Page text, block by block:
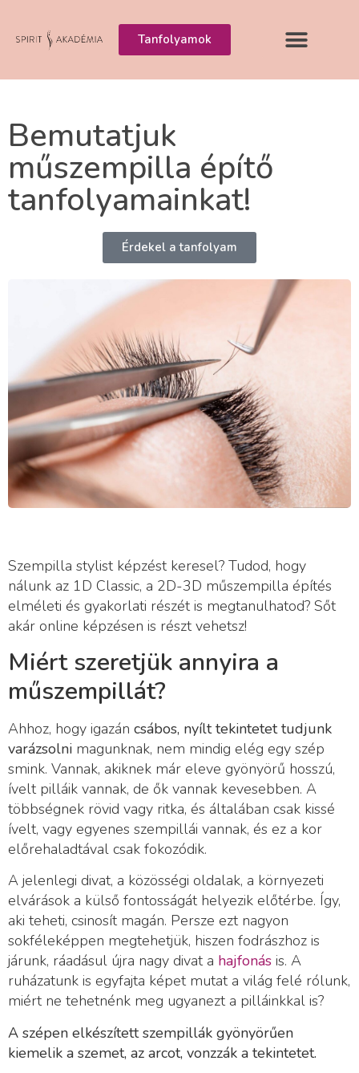
Tanfolyamok
Bemutatjuk
műszempilla építő
tanfolyamainkat!
Érdekel a tanfolyam
Szempilla stylist képzést keresel? Tudod, hogy
nálunk az 1D Classic, a 2D-3D műszempilla építés
elméleti és gyakorlati részét is megtanulhatod? Sőt
akár online képzésen is részt vehetsz!
Miért szeretjük annyira a
műszempillát?
Ahhoz, hogy igazán csábos, nyílt tekintetet tudjunk
varázsolni magunknak, nem mindig elég egy szép
smink. Vannak, akiknek már eleve gyönyörű hosszú,
ívelt pilláik vannak, de ők vannak kevesebben. A
többségnek rövid vagy ritka, és általában csak kissé
ívelt, vagy egyenes szempillái vannak, és ez a kor
előrehaladtával csak fokozódik.
A jelenlegi divat, a közösségi oldalak, a környezeti
elvárások a külső fontosságát helyezik előtérbe. Így,
aki teheti, csinosít magán. Persze ezt nagyon
sokféleképpen megtehetjük, hiszen fodrászhoz is
járunk, ráadásul újra nagy divat a hajfonás is. A
ruházatunk is egyfajta képet mutat a világ felé rólunk,
miért ne tehetnénk meg ugyanezt a pilláinkkal is?
A szépen elkészített szempillák gyönyörűen
kiemelik a szemet, az arcot, vonzzák a tekintetet.